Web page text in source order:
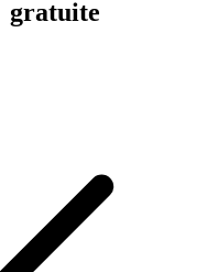
gratuite